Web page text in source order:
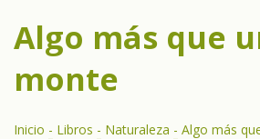
Algo más que
monte
Inicio - Libros - Naturaleza - Algo más